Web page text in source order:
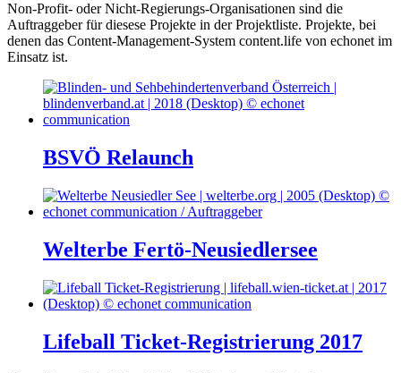
Non-Profit- oder Nicht-Regierungs-Organisationen sind die
Auftraggeber für diesese Projekte in der Projektliste. Projekte, bei
denen das Content-Management-System content.life von echonet im
Einsatz ist.
BSVÖ Relaunch
Welterbe Fertö-Neusiedlersee
Lifeball Ticket-Registrierung 2017